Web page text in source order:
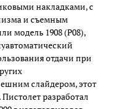
накладками, с
и съемным
модель 1908 (P08),
отдачи при
слайдером, этот
разработал